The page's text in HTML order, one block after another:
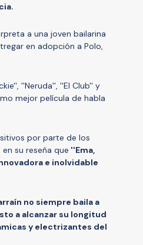
a una joven bailarina
en adopción a Polo,
''Neruda'', ''El Club'' y
mejor película de habla
por parte de los
su reseña que ''Ema,
e inolvidable
no siempre baila a
a alcanzar su longitud
y electrizantes del